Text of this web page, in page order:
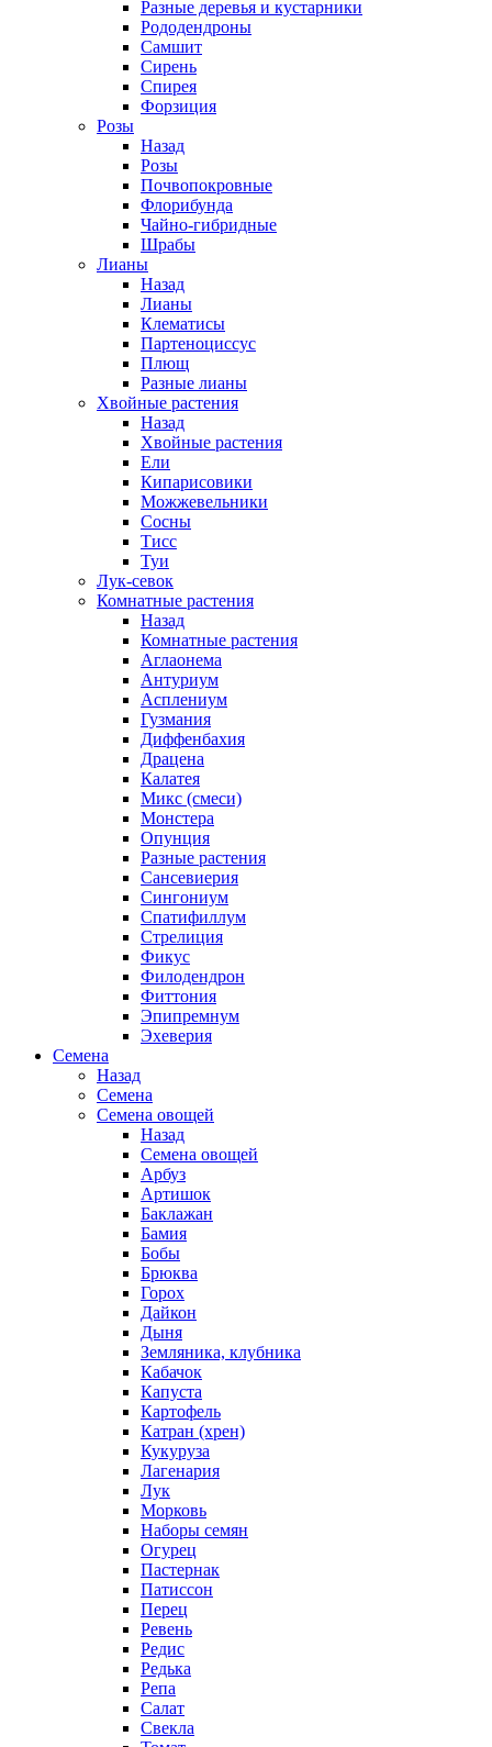
Разные деревья и кустарники
Рододендроны
Самшит
Сирень
Спирея
Форзиция
Розы
Назад
Розы
Почвопокровные
Флорибунда
Чайно-гибридные
Шрабы
Лианы
Назад
Лианы
Клематисы
Партеноциссус
Плющ
Разные лианы
Хвойные растения
Назад
Хвойные растения
Ели
Кипарисовики
Можжевельники
Сосны
Тисс
Туи
Лук-севок
Комнатные растения
Назад
Комнатные растения
Аглаонема
Антуриум
Асплениум
Гузмания
Диффенбахия
Драцена
Калатея
Микс (смеси)
Монстера
Опунция
Разные растения
Сансевиерия
Сингониум
Спатифиллум
Стрелиция
Фикус
Филодендрон
Фиттония
Эпипремнум
Эхеверия
Семена
Назад
Семена
Семена овощей
Назад
Семена овощей
Арбуз
Артишок
Баклажан
Бамия
Бобы
Брюква
Горох
Дайкон
Дыня
Земляника, клубника
Кабачок
Капуста
Картофель
Катран (хрен)
Кукуруза
Лагенария
Лук
Морковь
Наборы семян
Огурец
Пастернак
Патиссон
Перец
Ревень
Редис
Редька
Репа
Салат
Свекла